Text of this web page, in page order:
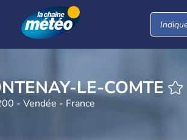
FONTENAY-LE-COMTE
- Vendée - France